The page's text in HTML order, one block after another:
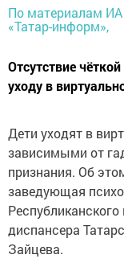
По материалам ИА
«Татар-информ»,
Отсутствие
уходу в
Дети уходят в
зависимыми от
признания. Об
заведующая
Республиканского
диспансера
Зайцева.